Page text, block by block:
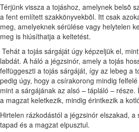
Térjünk vissza a tojáshoz, amelynek belsõ
a fent említett szakkönyvekbõl. Itt csak
meg, amelyeknek sérülése vagy helytelen
meg is hiúsíthatja a keltetést.
Tehát a tojás sárgáját úgy képzeljük el,
labdát. A háló a jégzsinór, amely a tojás
felfüggeszti a tojás sárgáját, így az lebeg a
pedig úgy, hogy a csírakorong mindig
mint a sárgájának az alsó – tápláló –
a magzat keletkezik, mindig érintkezik a
Hirtelen rázkodástól a jégzsinór elszakad,
tapad és a magzat elpusztul.